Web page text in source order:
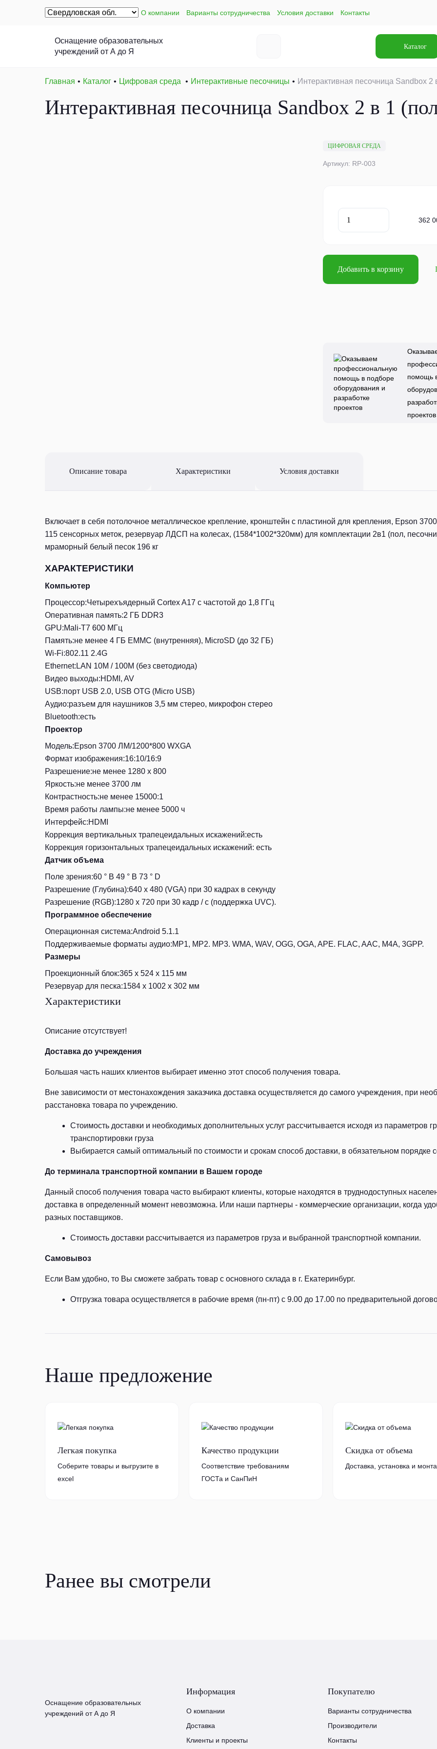
О компании Варианты сотрудничества Условия доставки Контакты
Оснащение образовательных
учреждений от А до Я
Каталог
Главная Каталог Цифровая среда Интерактивные песочницы Интерактивная песочница Sandbox 2
Интерактивная песочница Sandbox 2 в 1
ЦИФРОВАЯ СРЕДА
Артикул: RP-003
362
Добавить в корзину
помощь
проектов
Описание товара Характеристики Условия доставки
Включает в себя потолочное металлическое крепление, кронштейн с пластиной для крепления, Epson
115 сенсорных меток, резервуар ЛДСП на колесах, (1584*1002*320мм) для комплектации 2в1 (пол,
мраморный белый песок 196 кг
ХАРАКТЕРИСТИКИ
Компьютер
Процессор:Четырехъядерный Cortex A17 с частотой до 1,8 ГГц
Оперативная память:2 ГБ DDR3
GPU:Mali-T7 600 МГц
Память:не менее 4 ГБ EMMC (внутренняя), MicroSD (до 32 ГБ)
Wi-Fi:802.11 2.4G
Ethernet:LAN 10M / 100M (без светодиода)
Видео выходы:HDMI, AV
USB:порт USB 2.0, USB OTG (Micro USB)
Аудио:разъем для наушников 3,5 мм стерео, микрофон стерео
Bluetooth:есть
Проектор
Модель:Epson 3700 ЛМ/1200*800 WXGA
Формат изображения:16:10/16:9
Разрешение:не менее 1280 x 800
Яркость:не менее 3700 лм
Контрастность:не менее 15000:1
Время работы лампы:не менее 5000 ч
Интерфейс:HDMI
Коррекция вертикальных трапецеидальных искажений:есть
Коррекция горизонтальных трапецеидальных искажений: есть
Датчик объема
Поле зрения:60 ° В 49 ° В 73 ° D
Разрешение (Глубина):640 x 480 (VGA) при 30 кадрах в секунду
Разрешение (RGB):1280 x 720 при 30 кадр / с (поддержка UVC).
Программное обеспечение
Операционная система:Android 5.1.1
Поддерживаемые форматы аудио:MP1, MP2. MP3. WMA, WAV, OGG, OGA, APE. FLAC, AAC, M4A, 3GPP.
Размеры
Проекционный блок:365 x 524 x 115 мм
Резервуар для песка:1584 x 1002 x 302 мм
Характеристики
Описание отсутствует!
Доставка до учреждения
Большая часть наших клиентов выбирает именно этот способ получения товара.
Вне зависимости от местонахождения заказчика доставка осуществляется до самого учреждения, при
расстановка товара по учреждению.
Стоимость доставки и необходимых дополнительных услуг рассчитывается исходя из параметров
транспортировки груза
Выбирается самый оптимальный по стоимости и срокам способ доставки, в обязательном порядке
До терминала транспортной компании в Вашем городе
Данный способ получения товара часто выбирают клиенты, которые находятся в труднодоступных
доставка в определенный момент невозможна. Или наши партнеры - коммерческие организации, когда
разных поставщиков.
Стоимость доставки рассчитывается из параметров груза и выбранной транспортной компании.
Самовывоз
Если Вам удобно, то Вы сможете забрать товар с основного склада в г. Екатеринбург.
Отгрузка товара осуществляется в рабочие время (пн-пт) с 9.00 до 17.00 по предварительной
Наше предложение
Легкая покупка
Соберите товары и выгрузите в
excel
Качество продукции
Соответствие требованиям
ГОСТа и СанПиН
Скидка от объема
Доставка, установка и
Ранее вы смотрели
Оснащение образовательных
учреждений от А до Я
Информация
О компании
Доставка
Клиенты и проекты
Покупателю
Варианты сотрудничества
Производители
Контакты